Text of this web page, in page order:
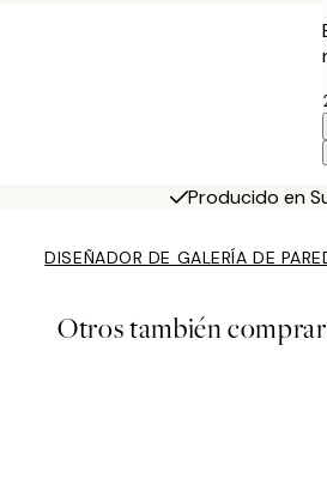
Producido en
DISEÑADOR DE GALERÍA DE
Otros también